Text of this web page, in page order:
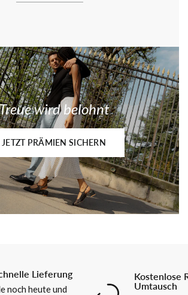
wird belohnt
JETZT PRÄMIEN SICHERN
Lieferung
noch heute und
Kostenlose
Umtausch